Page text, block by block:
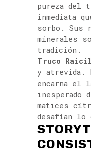
pureza del
inmediata
sorbo. Sus
minerales
tradición.
Truco
y atrevida.
encarna el
inesperado
matices
desafían lo